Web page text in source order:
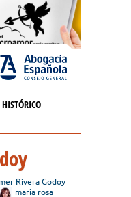
HISTÓRICO
Rivera Godoy
maria rosa